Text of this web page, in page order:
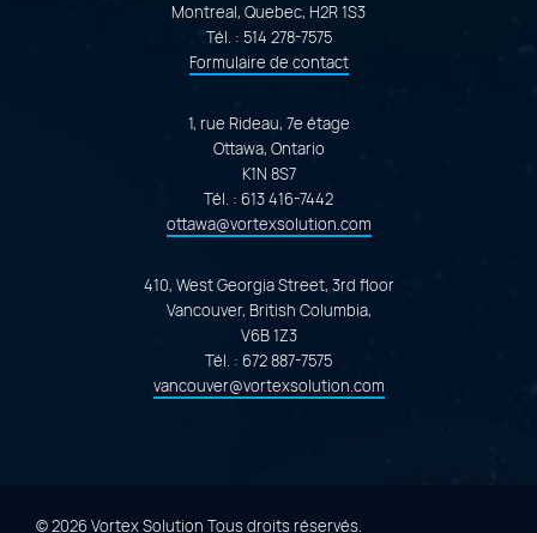
Montreal, Quebec, H2R 1S3
Tél. : 514 278-7575
Formulaire de contact
1, rue Rideau, 7e étage
Ottawa, Ontario
K1N 8S7
Tél. : 613 416-7442
ottawa@vortexsolution.com
410, West Georgia Street, 3rd floor
Vancouver, British Columbia,
V6B 1Z3
Tél. : 672 887-7575
vancouver@vortexsolution.com
© 2026 Vortex Solution Tous droits réservés.